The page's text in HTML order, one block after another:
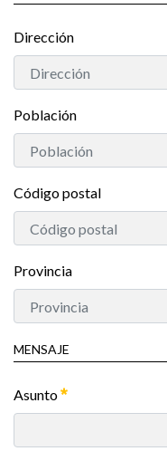
Dirección
Población
Código postal
Provincia
MENSAJE
Asunto